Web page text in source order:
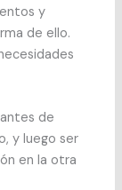
y
de ello.
de
y luego ser
en la otra